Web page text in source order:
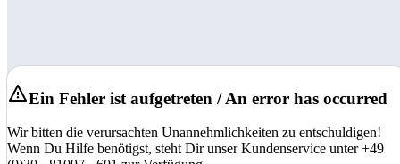
Ein Fehler ist aufgetreten / An error has occurred
Wir bitten die verursachten Unannehmlichkeiten zu entschuldigen!
Wenn Du Hilfe benötigst, steht Dir unser Kundenservice unter +49